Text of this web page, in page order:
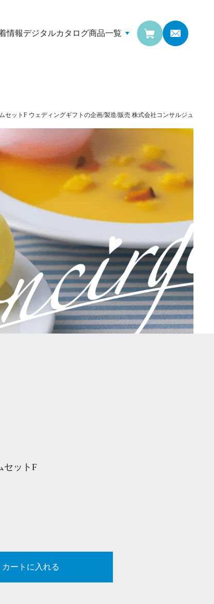
セットF ウェディングギフトの企画/製造/販売 株式会社コンサルジュ
情報デジタルカタログ商品一覧
セットF
カートに入れる